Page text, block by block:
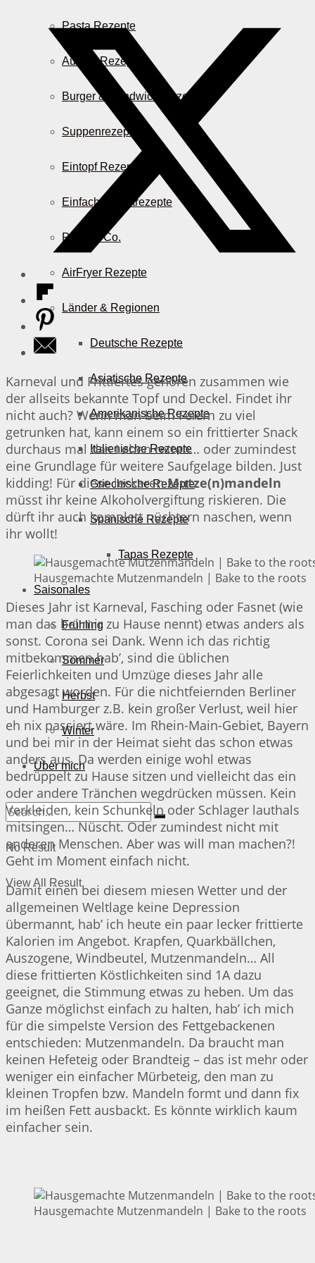
Pasta Rezepte
Auflauf Rezepte
Burger & Sandwich Rezepte
Suppenrezepte
Eintopf Rezepte
Einfache Salatrezepte
Pizza & Co.
AirFryer Rezepte
Länder & Regionen
Deutsche Rezepte
Asiatische Rezepte
Amerikanische Rezepte
Italienische Rezepte
Griechische Rezepte
Spanische Rezepte
Tapas Rezepte
Saisonales
Frühling
Sommer
Herbst
Winter
Über mich
No Result
View All Result
Karneval und Frittiertes gehören zusammen wie
der allseits bekannte Topf und Deckel. Findet ihr
nicht auch? Wenn man beim Feiern zu viel
getrunken hat, kann einem so ein frittierter Snack
durchaus mal das Leben retten… oder zumindest
eine Grundlage für weitere Saufgelage bilden. Just
kidding! Für diese leckerenMutze(n)mandeln
müsst ihr keine Alkoholvergiftung riskieren. Die
dürft ihr auch komplett nüchtern naschen, wenn
ihr wollt!
Hausgemachte Mutzenmandeln | Bake to the roots
Dieses Jahr ist Karneval, Fasching oder Fasnet (wie
man das bei mir zu Hause nennt) etwas anders als
sonst. Corona sei Dank. Wenn ich das richtig
mitbekommen hab’, sind die üblichen
Feierlichkeiten und Umzüge dieses Jahr alle
abgesagt worden. Für die nichtfeiernden Berliner
und Hamburger z.B. kein großer Verlust, weil hier
eh nix passiert wäre. Im Rhein-Main-Gebiet, Bayern
und bei mir in der Heimat sieht das schon etwas
anders aus. Da werden einige wohl etwas
bedrüppelt zu Hause sitzen und vielleicht das ein
oder andere Tränchen wegdrücken müssen. Kein
Verkleiden, kein Schunkeln oder Schlager lauthals
mitsingen… Nüscht. Oder zumindest nicht mit
anderen Menschen. Aber was will man machen?!
Geht im Moment einfach nicht.
Damit einen bei diesem miesen Wetter und der
allgemeinen Weltlage keine Depression
übermannt, hab’ ich heute ein paar lecker frittierte
Kalorien im Angebot. Krapfen, Quarkbällchen,
Auszogene, Windbeutel, Mutzenmandeln… All
diese frittierten Köstlichkeiten sind 1A dazu
geeignet, die Stimmung etwas zu heben. Um das
Ganze möglichst einfach zu halten, hab’ ich mich
für die simpelste Version des Fettgebackenen
entschieden: Mutzenmandeln. Da braucht man
keinen Hefeteig oder Brandteig – das ist mehr oder
weniger ein einfacher Mürbeteig, den man zu
kleinen Tropfen bzw. Mandeln formt und dann fix
im heißen Fett ausbackt. Es könnte wirklich kaum
einfacher sein.
Hausgemachte Mutzenmandeln | Bake to the roots